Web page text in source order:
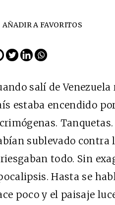
AÑADIR A FAVORITOS
salí de
estaba encendido
sublevado contra
todo. Sin
Hasta se
poco y el paisaje
Cine
EDICIÓN MÉXICO